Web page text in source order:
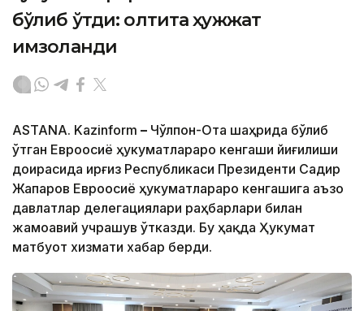
бўлиб ўтди: олтита ҳужжат
имзоланди
ASTANA. Kazinform – Чўлпон-Ота шаҳрида бўлиб
ўтган Евроосиё ҳукуматлараро кенгаши йиғилиши
доирасида Қирғиз Республикаси Президенти Садир
Жапаров Евроосиё ҳукуматлараро кенгашига аъзо
давлатлар делегациялари раҳбарлари билан
жамоавий учрашув ўтказди. Бу ҳақда Ҳукумат
матбуот хизмати хабар берди.